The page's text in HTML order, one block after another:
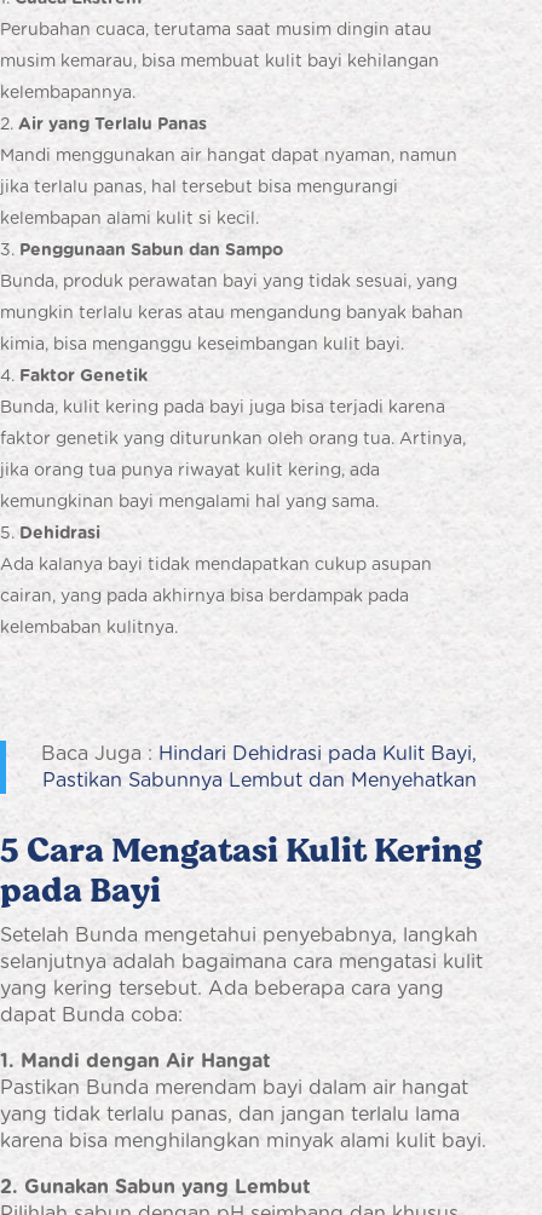
Perubahan cuaca, terutama saat musim dingin atau
musim kemarau, bisa membuat kulit bayi kehilangan
kelembapannya.
Air yang Terlalu Panas
Mandi menggunakan air hangat dapat nyaman, namun
jika terlalu panas, hal tersebut bisa mengurangi
kelembapan alami kulit si kecil.
Penggunaan Sabun dan Sampo
Bunda, produk perawatan bayi yang tidak sesuai, yang
mungkin terlalu keras atau mengandung banyak bahan
kimia, bisa menganggu keseimbangan kulit bayi.
Faktor Genetik
Bunda, kulit kering pada bayi juga bisa terjadi karena
faktor genetik yang diturunkan oleh orang tua. Artinya,
jika orang tua punya riwayat kulit kering, ada
kemungkinan bayi mengalami hal yang sama.
Dehidrasi
Ada kalanya bayi tidak mendapatkan cukup asupan
cairan, yang pada akhirnya bisa berdampak pada
kelembaban kulitnya.
Baca Juga : Hindari Dehidrasi pada Kulit Bayi,
Pastikan Sabunnya Lembut dan Menyehatkan
5 Cara Mengatasi Kulit Kering
pada Bayi
Setelah Bunda mengetahui penyebabnya, langkah
selanjutnya adalah bagaimana cara mengatasi kulit
yang kering tersebut. Ada beberapa cara yang
dapat Bunda coba:
1. Mandi dengan Air Hangat
Pastikan Bunda merendam bayi dalam air hangat
yang tidak terlalu panas, dan jangan terlalu lama
karena bisa menghilangkan minyak alami kulit bayi.
2. Gunakan Sabun yang Lembut